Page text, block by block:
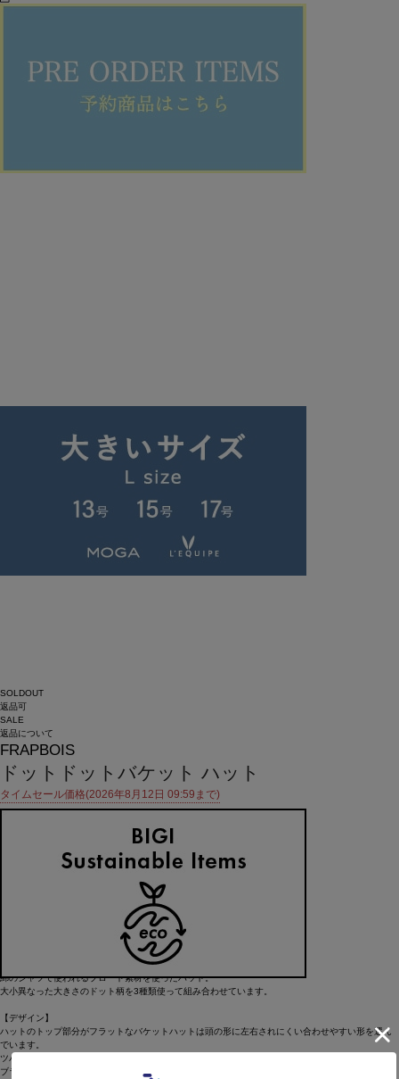
SOLDOUT
返品可
SALE
返品について
FRAPBOIS
ドットドットバケット ハット
タイムセール価格(2026年8月12日 09:59まで)
綿のシャツで使われるブロード素材を使ったハット。
大小異なった大きさのドット柄を3種類使って組み合わせています。
【デザイン】
ハットのトップ部分がフラットなバケットハットは頭の形に左右されにくい合わせやすい形を選ん
でいます。
ツバも大き過ぎないのでカジュアル目のスタイルとも相性が良い点が◎。
ブランドらしいドットの切り替えやアクセントのカラー刺繍が効いています。